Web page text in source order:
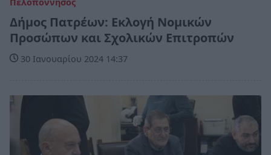
Πελοπόννησος
Δήμος Πατρέων: Eκλογή Νομικών
Προσώπων και Σχολικών Επιτροπών
30 Ιανουαρίου 2024 14:37